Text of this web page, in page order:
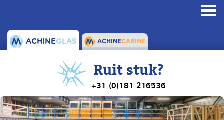
ACHINEGLAS ACHINECABINE
Ruit stuk?
+31 (0)181 216536